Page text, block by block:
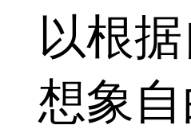
以根
想象自